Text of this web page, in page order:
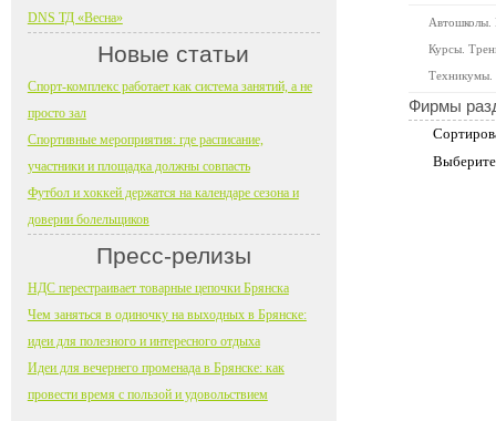
Автошколы.
Курсы.
Техникумы.
Фирмы
DNS ТД «Весна»
Новые статьи
Спорт-комплекс работает как система занятий, а не
просто зал
Спортивные мероприятия: где расписание,
участники и площадка должны совпасть
Футбол и хоккей держатся на календаре сезона и
доверии болельщиков
Пресс-релизы
НДС перестраивает товарные цепочки Брянска
Чем заняться в одиночку на выходных в Брянске:
идеи для полезного и интересного отдыха
Идеи для вечернего променада в Брянске: как
провести время с пользой и удовольствием